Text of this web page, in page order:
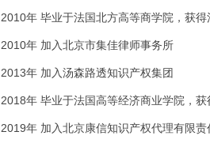
2010年 毕业于法国北方高等商学院，获得
2010年 加入北京市集佳律师事务所
2013年 加入汤森路透知识产权集团
2018年 毕业于法国高等经济商业学院，
2019年 加入北京康信知识产权代理有限责